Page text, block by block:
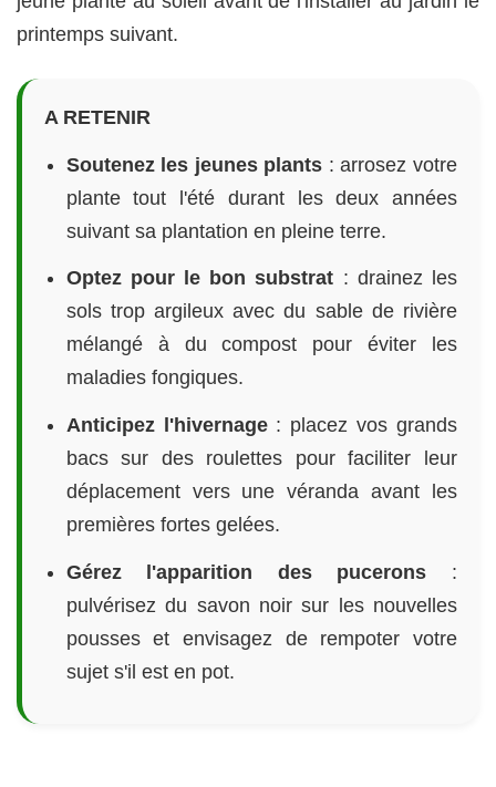
printemps suivant.
A RETENIR
Soutenez les jeunes plants : arrosez votre
plante tout l'été durant les deux années
suivant sa plantation en pleine terre.
Optez pour le bon substrat : drainez les
sols trop argileux avec du sable de rivière
mélangé à du compost pour éviter les
maladies fongiques.
Anticipez l'hivernage: placez vos grands
bacs sur des roulettes pour faciliter leur
déplacement vers une véranda avant les
premières fortes gelées.
Gérez l'apparition des pucerons :
pulvérisez du savon noir sur les nouvelles
pousses et envisagez de rempoter votre
sujet s'il est en pot.